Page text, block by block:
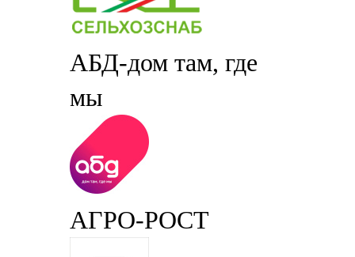
АБД-дом там, где
мы
АГРО-РОСТ